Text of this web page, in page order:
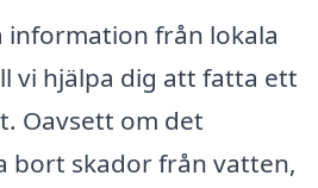
information från lokala
vi hjälpa dig att fatta ett
Oavsett om det
bort skador från vatten,